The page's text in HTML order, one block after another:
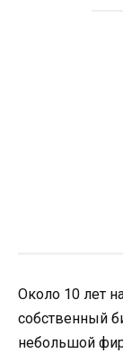
Около 10 лет
собственный
небольшой